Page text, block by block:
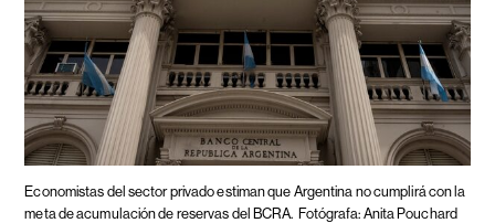
Economistas del sector privado estiman que Argentina no cumplirá con la
meta de acumulación de reservas del BCRA. Fotógrafa: Anita Pouchard